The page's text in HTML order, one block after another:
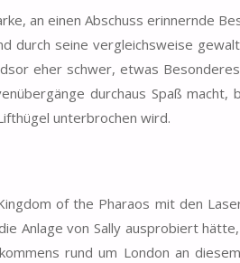
an einen Abschuss erinnernde
durch seine vergleichsweise
eher schwer, etwas
durchaus Spaß macht,
unterbrochen wird.
of the Pharaos mit den
Anlage von Sally ausprobiert
rund um London an